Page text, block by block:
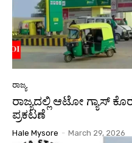
ರಾಜ್ಯ
ರಾಜ್ಯದಲ್ಲಿ ಆಟೋ ಗ್ಯಾಸ್‌
ಪ್ರಕಟಣೆ
Hale Mysore - March 29, 2026